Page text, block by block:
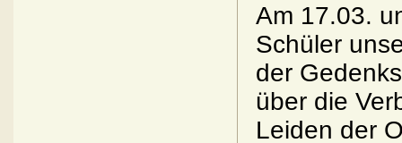
Am 17.03.
Schüler
der
über die
Leiden der